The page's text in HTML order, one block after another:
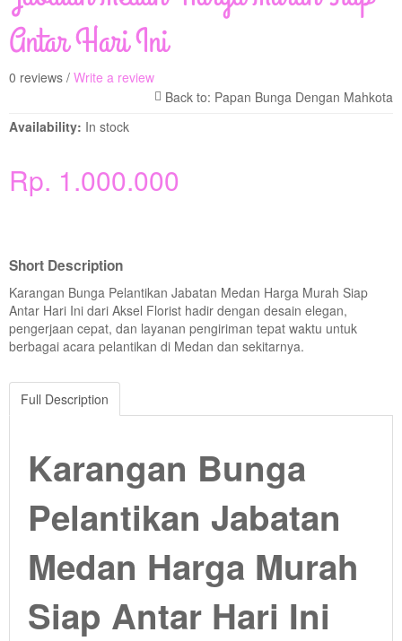
Antar Hari Ini
0 reviews / Write a review
Availability: In stock
Rp. 1.000.000
Short Description
Karangan Bunga Pelantikan Jabatan Medan Harga Murah Siap
Antar Hari Ini dari Aksel Florist hadir dengan desain elegan,
pengerjaan cepat, dan layanan pengiriman tepat waktu untuk
berbagai acara pelantikan di Medan dan sekitarnya.
Full Description
Karangan Bunga
Pelantikan Jabatan
Medan Harga Murah
Siap Antar Hari Ini